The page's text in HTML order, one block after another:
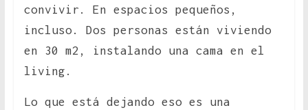
convivir. En espacios pequeños,
incluso. Dos personas están viviendo
en 30 m2, instalando una cama en el
living.
Lo que está dejando eso es una